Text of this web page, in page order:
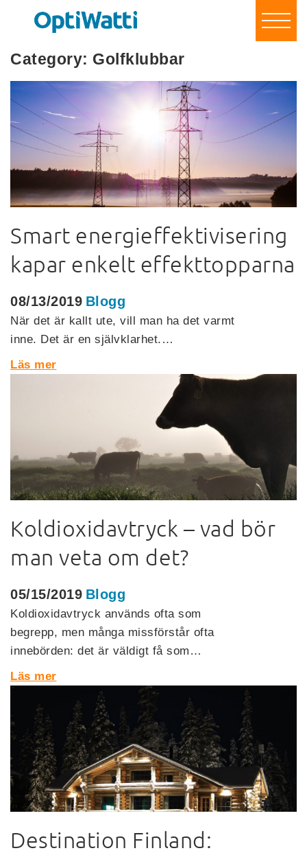
Spara energi & pengar
För företag & organisationer
För privatpersoner
Om oss
Referenser
Blogg
Kontakt
Bli vår partner!
Logga in
Category: Golfklubbar
Smart energieffektivisering
kapar enkelt effekttopparna
08/13/2019 Blogg
När det är kallt ute, vill man ha det varmt
inne. Det är en självklarhet.…
Läs mer
Koldioxidavtryck – vad bör
man veta om det?
05/15/2019 Blogg
Koldioxidavtryck används ofta som
begrepp, men många missförstår ofta
innebörden: det är väldigt få som…
Läs mer
Destination Finland: